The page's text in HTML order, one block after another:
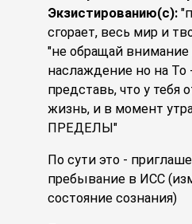
Экзистированию(с):
сгорает, весь мир и
"не обращай внимание
наслаждение но на То
представь, что у
жизнь, и в момент
ПРЕДЕЛЫ"
По сути это -
пребывание в ИСС
состояние сознания)